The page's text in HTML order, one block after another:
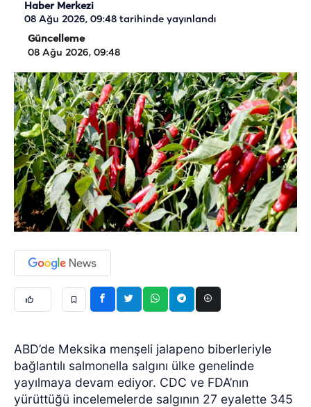
Haber Merkezi
08 Ağu 2026, 09:48 tarihinde yayınlandı
Güncelleme
08 Ağu 2026, 09:48
ABD’de Meksika menşeli jalapeno biberleriyle
bağlantılı salmonella salgını ülke genelinde
yayılmaya devam ediyor. CDC ve FDA’nın
yürüttüğü incelemelerde salgının 27 eyalette 345